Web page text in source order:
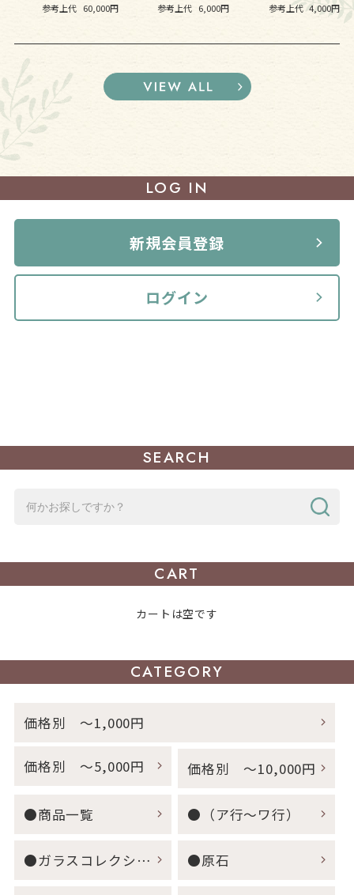
参考上代 60,000円 参考上代 6,000円 参考上代 4,000円
LOG IN
ログイン
新規会員登録
SEARCH
CART
カートは空です
CATEGORY
価格別 ～1,000円
価格別 ～5,000円 価格別 ～10,000円
●商品一覧 ●（ア行～ワ行）
●ガラスコレクション ●原石